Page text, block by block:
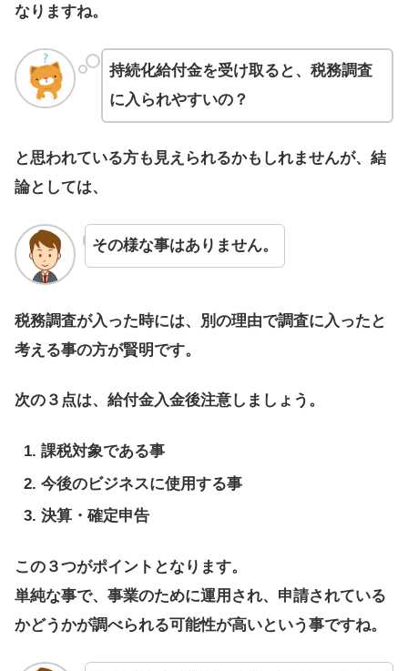
なりますね。
持続化給付金を受け取ると、税務調査
に入られやすいの？
と思われている方も見えられるかもしれませんが、結
論としては、
その様な事はありません。
税務調査が入った時には、別の理由で調査に入ったと
考える事の方が賢明です。
次の３点は、給付金入金後注意しましょう。
課税対象である事
今後のビジネスに使用する事
決算・確定申告
この３つがポイントとなります。
単純な事で、事業のために運用され、申請されている
かどうかが調べられる可能性が高いという事ですね。